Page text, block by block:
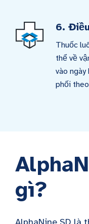
6.
Thuốc
thể về
vào
phối
gì?